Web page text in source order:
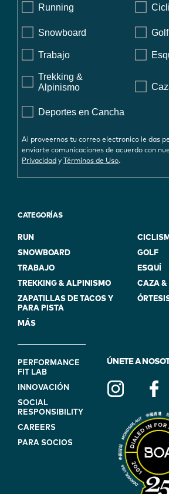
Running
Snowboard Golf
Trabajo
Trekking &
Alpinismo
Deportes en Cancha
Al proveernos tu correo electronico le das
enviarte comunicaciones de acuerdo con
Privacidad y Términos de Uso.
CATEGORÍAS
RUN
SNOWBOARD
GOLF
TRABAJO
ESQUÍ
TREKKING & ALPINISMO
CAZA &
ZAPATILLAS DE TACOS Y
PARA PISTA
MÁS
FOOTER
NAVIGATION
(ON
BLUE)
PERFORMANCE
FIT LAB
INNOVACIÓN
SOCIAL
RESPONSIBILITY
CAREERS
PARA SOCIOS
ÚNETE A